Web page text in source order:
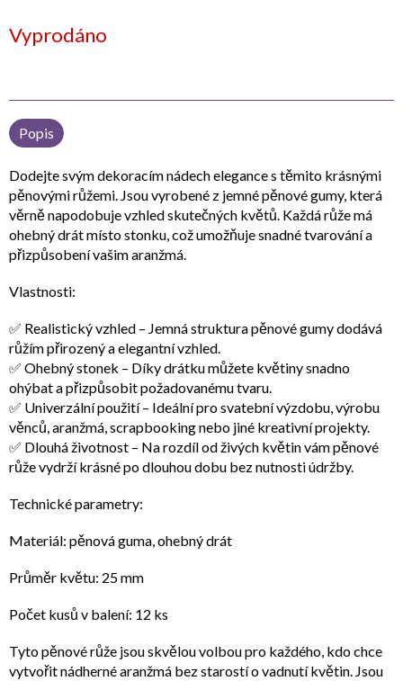
cena:
Vyprodáno
Popis
Dodejte svým dekoracím nádech elegance s těmito krásnými
pěnovými růžemi. Jsou vyrobené z jemné pěnové gumy, která
věrně napodobuje vzhled skutečných květů. Každá růže má
ohebný drát místo stonku, což umožňuje snadné tvarování a
přizpůsobení vašim aranžmá.
Vlastnosti:
✅ Realistický vzhled – Jemná struktura pěnové gumy dodává
růžím přirozený a elegantní vzhled.
✅ Ohebný stonek – Díky drátku můžete květiny snadno
ohýbat a přizpůsobit požadovanému tvaru.
✅ Univerzální použití – Ideální pro svatební výzdobu, výrobu
věnců, aranžmá, scrapbooking nebo jiné kreativní projekty.
✅ Dlouhá životnost – Na rozdíl od živých květin vám pěnové
růže vydrží krásné po dlouhou dobu bez nutnosti údržby.
Technické parametry:
Materiál: pěnová guma, ohebný drát
Průměr květu: 25 mm
Počet kusů v balení: 12 ks
Tyto pěnové růže jsou skvělou volbou pro každého, kdo chce
vytvořit nádherné aranžmá bez starostí o vadnutí květin. Jsou